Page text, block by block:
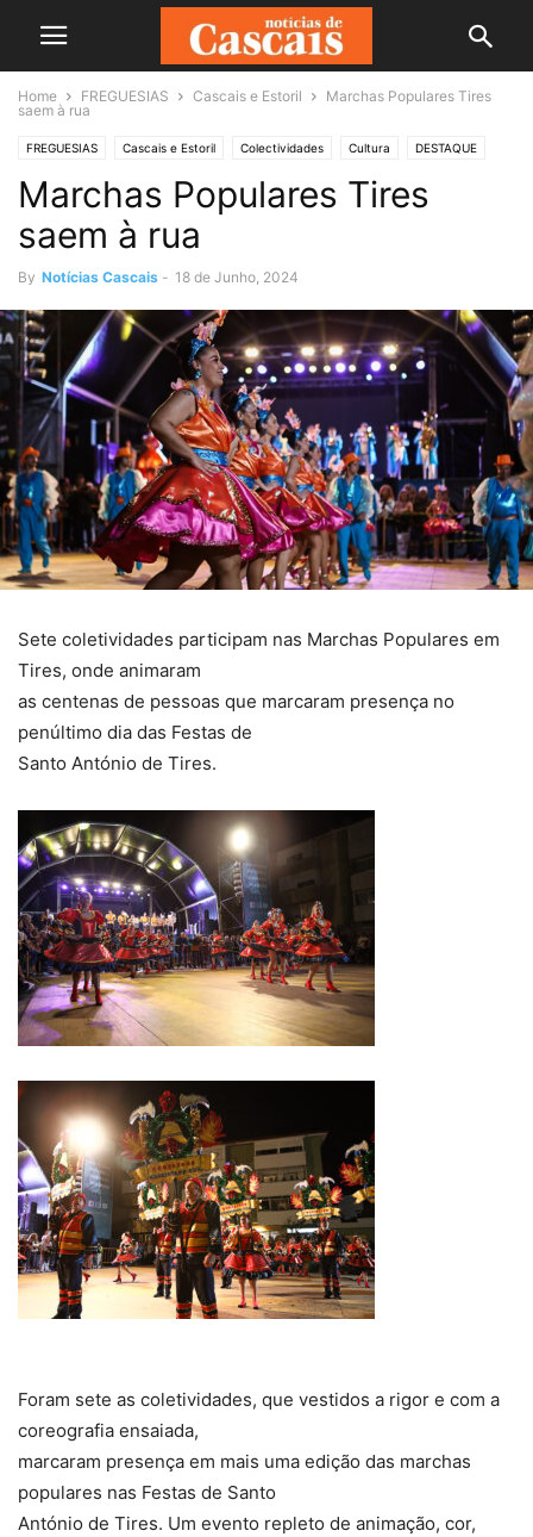
Home FREGUESIAS Cascais e Estoril
Marchas Populares Tires
saem à rua
FREGUESIAS Cascais e Estoril Colectividades Cultura DESTAQUE
Marchas Populares Tires
saem à rua
By Notícias Cascais - 18 de Junho, 2024
Sete coletividades participam nas Marchas Populares em
Tires, onde animaram
as centenas de pessoas que marcaram presença no
penúltimo dia das Festas de
Santo António de Tires.
Foram sete as coletividades, que vestidos a rigor e com a
coreografia ensaiada,
marcaram presença em mais uma edição das marchas
populares nas Festas de Santo
António de Tires. Um evento repleto de animação, cor,